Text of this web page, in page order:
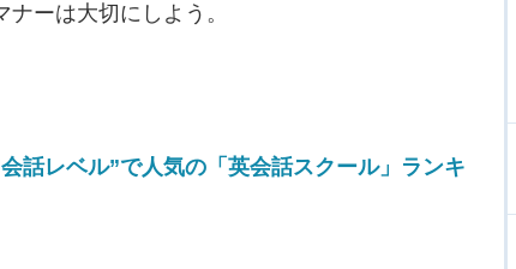
ーは大切にしよう。
話レベル”で人気の「英会話スクール」ランキ